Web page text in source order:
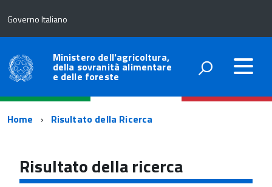
Governo Italiano
Ministero dell'agricoltura,
della sovranità alimentare
e delle foreste
Percorso
navigazione
Home Risultato della Ricerca
Risultato della ricerca